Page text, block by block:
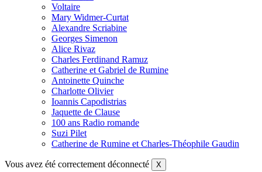
Voltaire
Mary Widmer-Curtat
Alexandre Scriabine
Georges Simenon
Alice Rivaz
Charles Ferdinand Ramuz
Catherine et Gabriel de Rumine
Antoinette Quinche
Charlotte Olivier
Ioannis Capodistrias
Jaquette de Clause
100 ans Radio romande
Suzi Pilet
Catherine de Rumine et Charles-Théophile Gaudin
Vous avez été correctement déconnecté X